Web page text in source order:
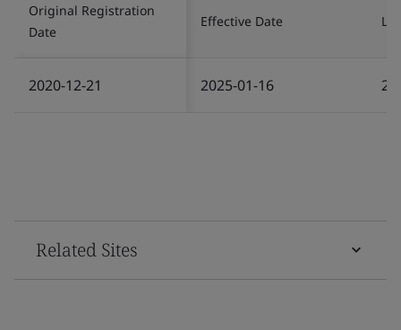
Original Registration
Date
Effective Date
2020-12-21 2025-01-16
Related Sites